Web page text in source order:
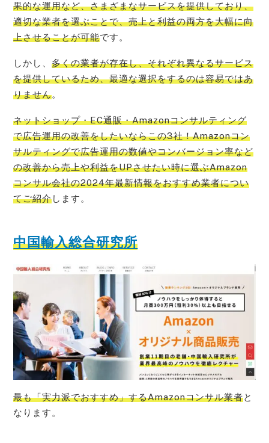
果的な運用など、さまざまなサービスを提供しており、
適切な業者を選ぶことで、売上と利益の両方を大幅に向
上させることが可能です。
しかし、多くの業者が存在し、それぞれ異なるサービス
を提供しているため、最適な選択をするのは容易ではあ
りません。
ネットショップ・EC通販・Amazonコンサルティング
で広告運用の改善をしたいならこの3社！Amazonコン
サルティングで広告運用の数値やコンバージョン率など
の改善から売上や利益をUPさせたい時に選ぶAmazon
コンサル会社の2024年最新情報をおすすめ業者につい
てご紹介します。
中国輸入総合研究所
最も「実力派でおすすめ」するAmazonコンサル業者と
なります。